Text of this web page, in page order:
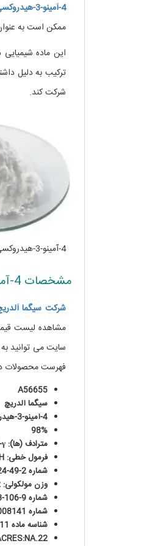
4-آمینو-3-هیدروکسی بوتیریک اسید
ممکن است به
این ماده
ترکیب به دلیل
شرکت کند.
4-آمینو-3-هیدروکسی بوتیریک اسید
مشخصات 4-آمینو-3-هیدروکسی بوتیریک اسید
شرکت سیگما
مشاهده لیست
سایت می توانید
فهرست محصولات
A56655
سیگما آلدریچ
4-آمینو-3-هیدروکسی بوتیریک اسید
98%
مترادف (ها): DL-γ-آمینو-β-هیدروکسی بوتیریک اسید
فرمول خطی: H2NCH2CH(OH)CH2CO2H
شماره CAS:924-49-2
وزن مولکولی: 119.12
شماره EC: 213-106-9
شماره MDL: MFCD00008141
شناسه ماده PubChem: 24891011